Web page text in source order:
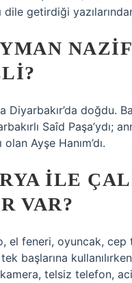
dile getirdiği
Diyarbakır’da doğdu.
Saîd Paşa’ydı;
olan Ayşe Hanım’dı.
ILE
VAR?
el feneri, oyuncak, cep
başlarına
telsiz telefon,